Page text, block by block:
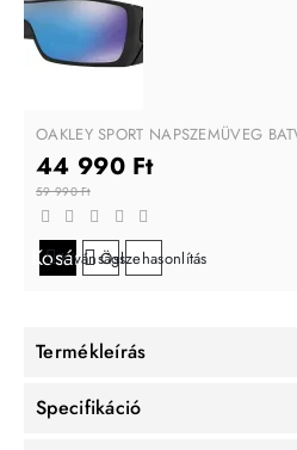
OAKLEY SPORT NAPSZEMÜVEG
44 990 Ft
59 990 Ft
Kosárba
Kívánságlistára
Összehasonlítás
Termékleírás
Specifikáció